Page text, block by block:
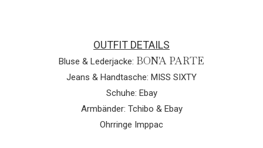
OUTFIT DETAILS
Bluse & Lederjacke: BON'A PARTE
Jeans & Handtasche: MISS SIXTY
Schuhe: Ebay
Armbänder: Tchibo & Ebay
Ohrringe Imppac